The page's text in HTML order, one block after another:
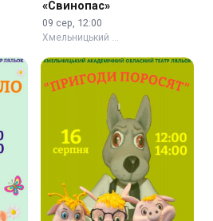
«Свинопас»
09 сер, 12:00
Хмельницький …